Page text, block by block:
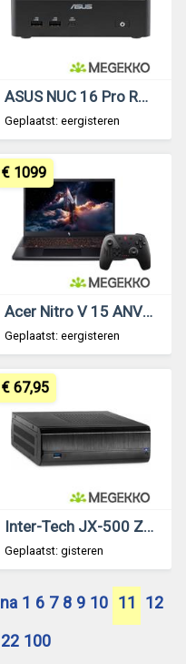
ASUS NUC 16 Pro RNUC16GDKV760002 Zwart 366H
Geplaatst: eergisteren
Acer Nitro V 15 ANV15-52-750T 15.6 Intel Core i7-13620H RTX 5060 Laptop
Geplaatst: eergisteren
€ 1099
Inter-Tech JX-500 Zwart computerbehuizing
Geplaatst: gisteren
€ 67,95
1 6 7 8 9 10 11
12
22 100